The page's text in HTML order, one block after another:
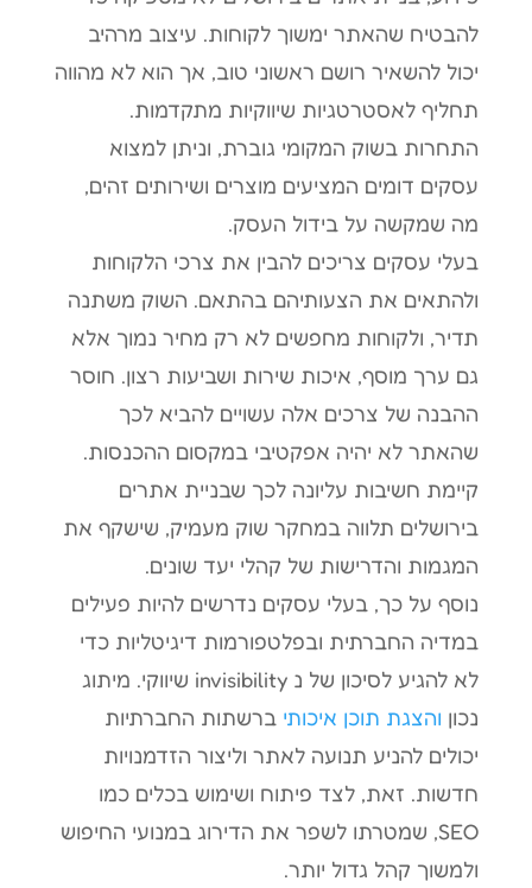
להבטיח שהאתר ימשוך לקוחות. עיצוב מרהיב
יכול להשאיר רושם ראשוני טוב, אך הוא לא מהווה
תחליף לאסטרטגיות שיווקיות מתקדמות.
התחרות בשוק המקומי גוברת, וניתן למצוא
עסקים דומים המציעים מוצרים ושירותים זהים,
מה שמקשה על בידול העסק.
בעלי עסקים צריכים להבין את צרכי הלקוחות
ולהתאים את הצעותיהם בהתאם. השוק משתנה
תדיר, ולקוחות מחפשים לא רק מחיר נמוך אלא
גם ערך מוסף, איכות שירות ושביעות רצון. חוסר
ההבנה של צרכים אלה עשויים להביא לכך
שהאתר לא יהיה אפקטיבי במקסום ההכנסות.
קיימת חשיבות עליונה לכך שבניית אתרים
בירושלים תלווה במחקר שוק מעמיק, שישקף את
המגמות והדרישות של קהלי יעד שונים.
נוסף על כך, בעלי עסקים נדרשים להיות פעילים
במדיה החברתית ובפלטפורמות דיגיטליות כדי
לא להגיע לסיכון של נ invisibility שיווקי. מיתוג
נכון והצגת תוכן איכותי ברשתות החברתיות
יכולים להניע תנועה לאתר וליצור הזדמנויות
חדשות. זאת, לצד פיתוח ושימוש בכלים כמו
SEO, שמטרתו לשפר את הדירוג במנועי החיפוש
ולמשוך קהל גדול יותר.